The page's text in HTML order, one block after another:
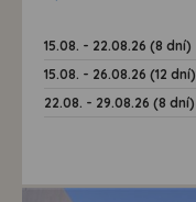
15.08. - 22.08.26 (8 dní)
15.08. - 26.08.26 (12 dní)
22.08. - 29.08.26 (8 dní)